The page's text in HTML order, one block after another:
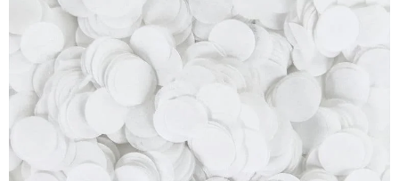
Корзина
Избранное
Доставка